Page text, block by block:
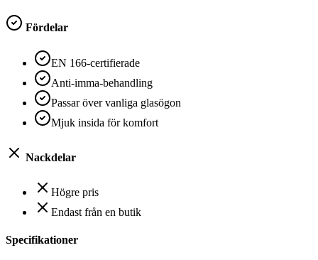
Fördelar
EN 166-certifierade
Anti-imma-behandling
Passar över vanliga glasögon
Mjuk insida för komfort
Nackdelar
Högre pris
Endast från en butik
Specifikationer